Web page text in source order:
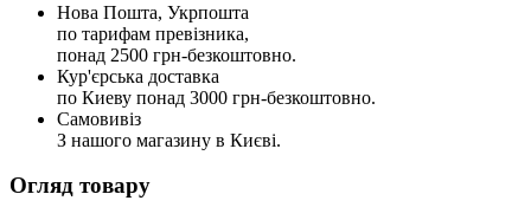
Нова Пошта, Укрпошта
по тарифам превізника,
понад 2500 грн-безкоштовно.
Кур'єрська доставка
по Киеву понад 3000 грн-безкоштовно.
Самовивіз
З нашого магазину в Києві.
Огляд товару